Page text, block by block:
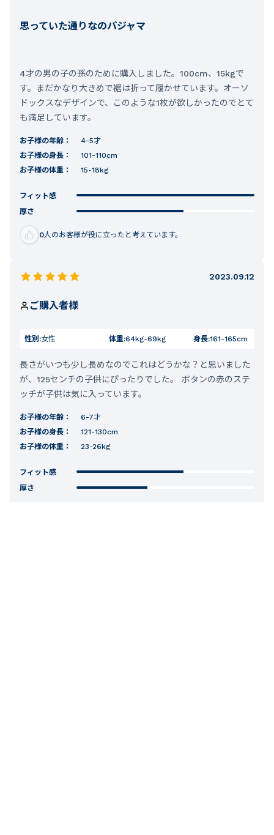
思っていた通りなのパジャマ
4才の男の子の孫のために購入しました。100cm、15kgで
す。まだかなり大きめで裾は折って履かせています。オーソ
ドックスなデザインで、このような1枚が欲しかったのでとて
も満足しています。
お子様の年齢：
4-5才
お子様の身長：
101-110cm
お子様の体重：
15-18kg
フィット感
厚さ
0人のお客様が役に立ったと考えています。
2023.09.12
ご購入者様
性別:女性 体重:64kg-69kg 身長:161-165cm
長さがいつも少し長めなのでこれはどうかな？と思いました
が、125センチの子供にぴったりでした。 ボタンの赤のステ
ッチが子供は気に入っています。
お子様の年齢：
6-7才
お子様の身長：
121-130cm
お子様の体重：
23-26kg
フィット感
厚さ